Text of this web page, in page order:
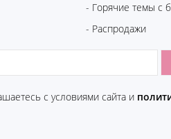
- Горячие темы с
- Распродажи
c условиями сайта и